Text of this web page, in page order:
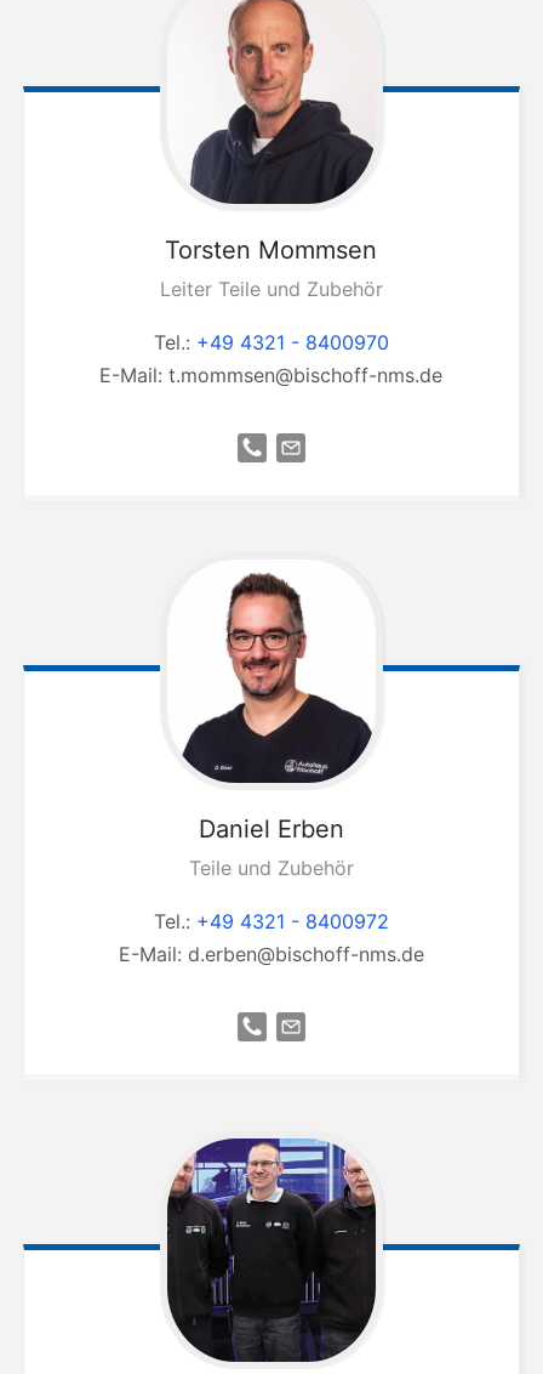
Torsten Mommsen
Leiter Teile und Zubehör
Tel.: +49 4321 - 8400970
E-Mail:t.mommsen@bischoff-nms.de
Daniel Erben
Teile und Zubehör
Tel.: +49 4321 - 8400972
E-Mail: d.erben@bischoff-nms.de